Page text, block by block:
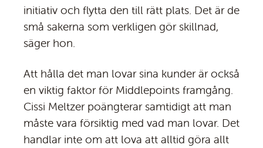
initiativ och flytta den till rätt plats. Det är de
små sakerna som verkligen gör skillnad,
säger hon.
Att hålla det man lovar sina kunder är också
en viktig faktor för Middlepoints framgång.
Cissi Meltzer poängterar samtidigt att man
måste vara försiktig med vad man lovar. Det
handlar inte om att lova att alltid göra allt